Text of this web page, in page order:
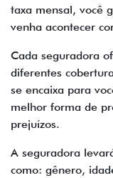
taxa mensal, você
venha acontecer
Cada seguradora
diferentes
se encaixa para
melhor forma de
prejuízos.
A seguradora
como: gênero,